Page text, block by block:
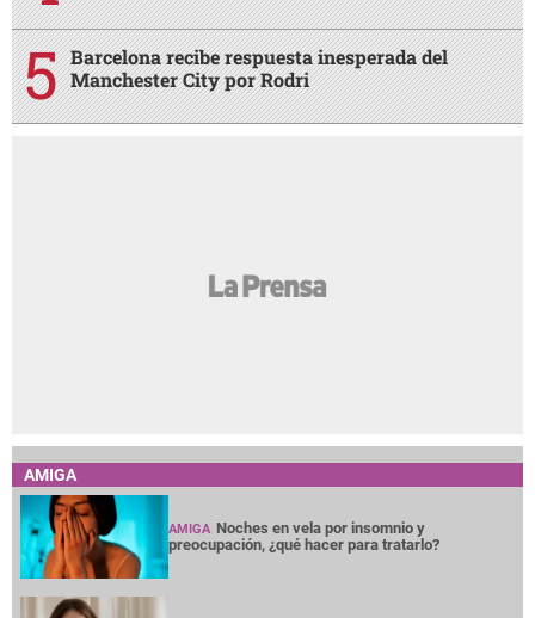
Barcelona recibe respuesta inesperada del
Manchester City por Rodri
AMIGA
AMIGA Noches en vela por insomnio y
preocupación, ¿qué hacer para tratarlo?